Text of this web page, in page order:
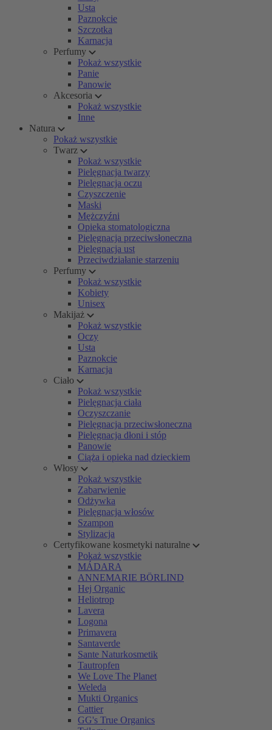
Usta
Paznokcie
Szczotka
Karnacja
Perfumy
Pokaż wszystkie
Panie
Panowie
Akcesoria
Pokaż wszystkie
Inne
Natura
Pokaż wszystkie
Twarz
Pokaż wszystkie
Pielęgnacja twarzy
Pielęgnacja oczu
Czyszczenie
Maski
Mężczyźni
Opieka stomatologiczna
Pielęgnacja przeciwsłoneczna
Pielęgnacja ust
Przeciwdziałanie starzeniu
Perfumy
Pokaż wszystkie
Kobiety
Unisex
Makijaż
Pokaż wszystkie
Oczy
Usta
Paznokcie
Karnacja
Ciało
Pokaż wszystkie
Pielęgnacja ciała
Oczyszczanie
Pielęgnacja przeciwsłoneczna
Pielęgnacja dłoni i stóp
Panowie
Ciąża i opieka nad dzieckiem
Włosy
Pokaż wszystkie
Zabarwienie
Odżywka
Pielęgnacja włosów
Szampon
Stylizacja
Certyfikowane kosmetyki naturalne
Pokaż wszystkie
MÁDARA
ANNEMARIE BÖRLIND
Hej Organic
Heliotrop
Lavera
Logona
Primavera
Santaverde
Sante Naturkosmetik
Tautropfen
We Love The Planet
Weleda
Mukti Organics
Cattier
GG's True Organics